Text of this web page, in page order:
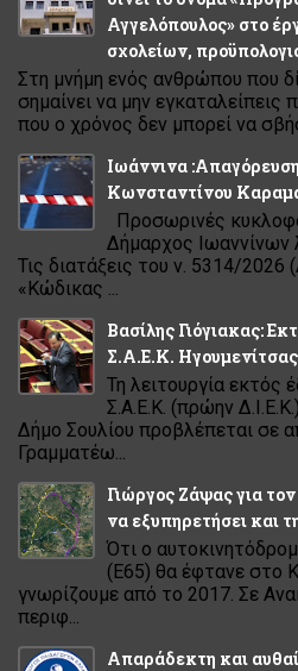
Αγγελόπουλος» στο
σχολείων,
Στη μνήμη ενός ανθρώπου που
σημαίνει να μην
που ο χρόνος δεν μπορεί να
Ιωάννινα
Κωνσταντίνου
Προσωρινές
Δήμαρχος Ιωαννίνων
Τις διατάξεις του ν. 5314/
«Κώδικας ...
Βασίλης Γιόγιακας:
Σ.Α.Ε.Κ.
Τη λειτουργία εκτός
Σ.Α.Ε.Κ. (πρώην
Δήμο Σουλίου προβλέπεται σε
Γραμματέω...
Γιώργος Ζάψας για
να εξυπηρετήσει και
Ότι ο
(Ε65) θα έφτανε στο
γνωρίζουμε από το 2017. Σε
περιφ...
Απαράδεκτη και